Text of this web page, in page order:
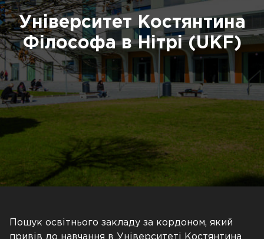
Університет Костянтина
Філософа в Нітрі (UKF)
Пошук освітнього закладу за кордоном, який
привів до навчання в Університеті Костянтина